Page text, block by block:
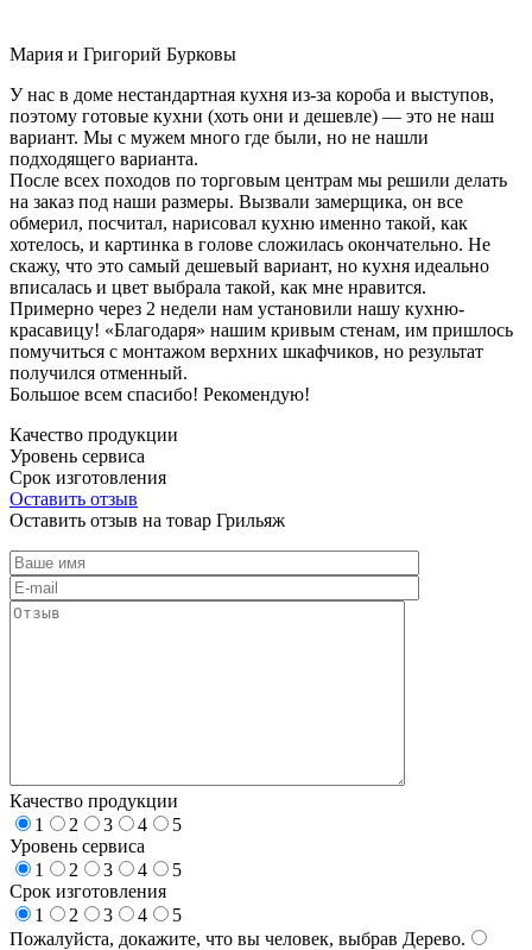
Мария и Григорий Бурковы
У нас в доме нестандартная кухня из-за короба и выступов,
поэтому готовые кухни (хоть они и дешевле) — это не наш
вариант. Мы с мужем много где были, но не нашли
подходящего варианта.
После всех походов по торговым центрам мы решили делать
на заказ под наши размеры. Вызвали замерщика, он все
обмерил, посчитал, нарисовал кухню именно такой, как
хотелось, и картинка в голове сложилась окончательно. Не
скажу, что это самый дешевый вариант, но кухня идеально
вписалась и цвет выбрала такой, как мне нравится.
Примерно через 2 недели нам установили нашу кухню-
красавицу! «Благодаря» нашим кривым стенам, им пришлось
помучиться с монтажом верхних шкафчиков, но результат
получился отменный.
Большое всем спасибо! Рекомендую!
Качество продукции
Уровень сервиса
Срок изготовления
Оставить отзыв
Оставить отзыв на товар Грильяж
Качество продукции
1
2 3 4
5
Уровень сервиса
1
2 3 4
5
Срок изготовления
1
2 3 4
5
Пожалуйста, докажите, что вы человек, выбрав Дерево.